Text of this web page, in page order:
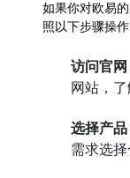
如果你对欧易
照以下步骤操作
访问官网
网站，了
选择产品
需求选择